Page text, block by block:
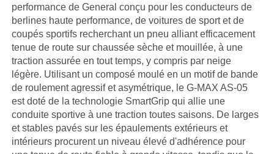
performance de General conçu pour les conducteurs de
berlines haute performance, de voitures de sport et de
coupés sportifs recherchant un pneu alliant efficacement
tenue de route sur chaussée sèche et mouillée, à une
traction assurée en tout temps, y compris par neige
légère. Utilisant un composé moulé en un motif de bande
de roulement agressif et asymétrique, le G-MAX AS-05
est doté de la technologie SmartGrip qui allie une
conduite sportive à une traction toutes saisons. De larges
et stables pavés sur les épaulements extérieurs et
intérieurs procurent un niveau élevé d'adhérence pour